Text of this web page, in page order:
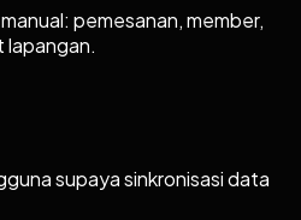
pemesanan, member,
lapangan.
supaya sinkronisasi data